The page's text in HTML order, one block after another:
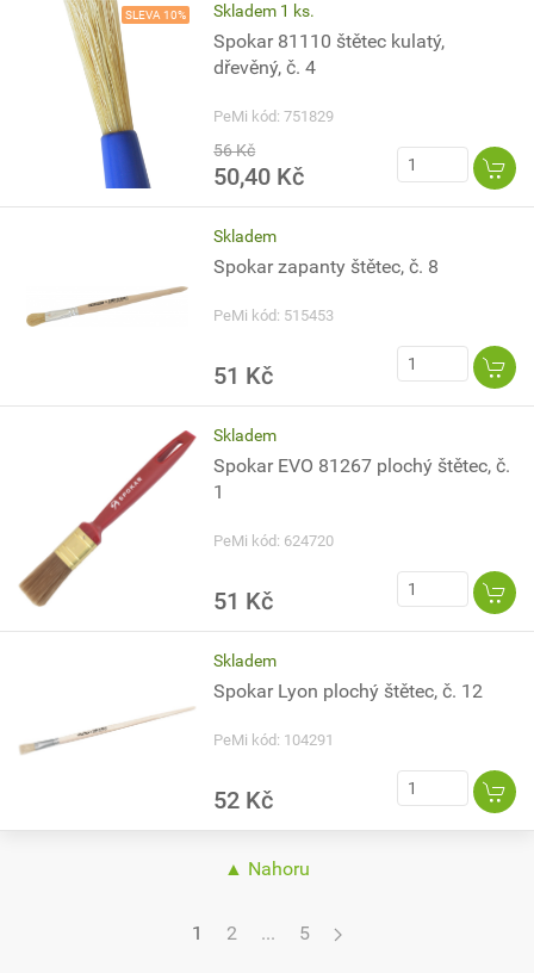
SLEVA 10% Skladem 1 ks.
Spokar 81110 štětec kulatý,
dřevěný, č. 4
PeMi kód: 751829
56 Kč
50,40 Kč
Skladem
Spokar zapanty štětec, č. 8
PeMi kód: 515453
51 Kč
Skladem
Spokar EVO 81267 plochý štětec, č.
1
PeMi kód: 624720
51 Kč
Skladem
Spokar Lyon plochý štětec, č. 12
PeMi kód: 104291
52 Kč
▲ Nahoru
1 2 ... 5